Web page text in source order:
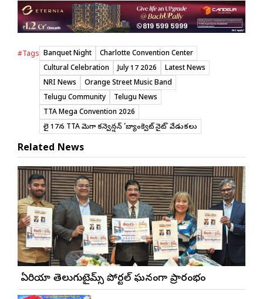
#Tags Banquet Night
Charlotte Convention Center
Cultural Celebration
July 17 2026
Latest News
NRI News
Orange Street Music Band
Telugu Community
Telugu News
TTA Mega Convention 2026
జులై 17న TTA మెగా కన్వెన్షన్ ‘బ్యాంక్వెట్ నైట్’ వేడుకలు
Related News
బే ఏరియా తెలుగుటైమ్స్ పోర్టల్ ఘనంగా ప్రారంభం